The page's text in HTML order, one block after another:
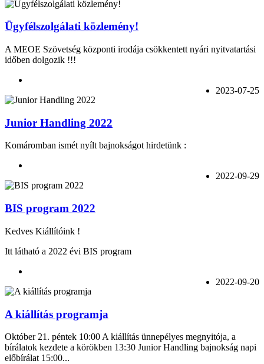
Ügyfélszolgálati közlemény!
A MEOE Szövetség központi irodája csökkentett nyári nyitvatartási
időben dolgozik !!!
2023-07-25
Junior Handling 2022
Komáromban ismét nyílt bajnokságot hirdetünk :
2022-09-29
BIS program 2022
Kedves Kiállítóink !
Itt látható a 2022 évi BIS program
2022-09-20
A kiállítás programja
Október 21. péntek 10:00 A kiállítás ünnepélyes megnyitója, a
bírálatok kezdete a körökben 13:30 Junior Handling bajnokság napi
előbírálat 15:00...